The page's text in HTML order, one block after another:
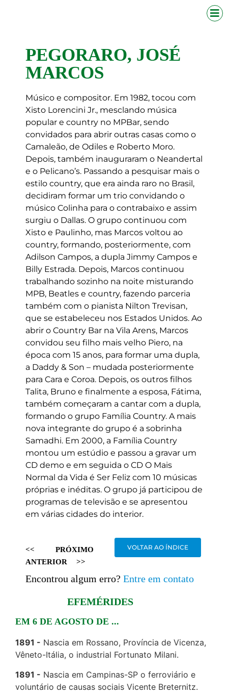
PEGORARO, JOSÉ
MARCOS
Músico e compositor. Em 1982, tocou com
Xisto Lorencini Jr., mesclando música
popular e country no MPBar, sendo
convidados para abrir outras casas como o
Camaleão, de Odiles e Roberto Moro.
Depois, também inauguraram o Neandertal
e o Pelicano’s. Passando a pesquisar mais o
estilo country, que era ainda raro no Brasil,
decidiram formar um trio convidando o
músico Colinha para o contrabaixo e assim
surgiu o Dallas. O grupo continuou com
Xisto e Paulinho, mas Marcos voltou ao
country, formando, posteriormente, com
Adilson Campos, a dupla Jimmy Campos e
Billy Estrada. Depois, Marcos continuou
trabalhando sozinho na noite misturando
MPB, Beatles e country, fazendo parceria
também com o pianista Nilton Trevisan,
que se estabeleceu nos Estados Unidos. Ao
abrir o Country Bar na Vila Arens, Marcos
convidou seu filho mais velho Piero, na
época com 15 anos, para formar uma dupla,
a Daddy & Son – mudada posteriormente
para Cara e Coroa. Depois, os outros filhos
Talita, Bruno e finalmente a esposa, Fátima,
também começaram a cantar com a dupla,
formando o grupo Família Country. A mais
nova integrante do grupo é a sobrinha
Samadhi. Em 2000, a Família Country
montou um estúdio e passou a gravar um
CD demo e em seguida o CD O Mais
Normal da Vida é Ser Feliz com 10 músicas
próprias e inéditas. O grupo já participou de
programas de televisão e se apresentou
em várias cidades do interior.
<<
ANTERIOR
PRÓXIMO
>>
VOLTAR AO ÍNDICE
Encontrou algum erro? Entre em contato
EFEMÉRIDES
EM 6 DE AGOSTO DE ...
1891
Nascia em Rossano, Província de Vicenza,
Vêneto-Itália, o industrial Fortunato Milani.
1891
Nascia em Campinas-SP o ferroviário e
voluntário de causas sociais Vicente Breternitz.